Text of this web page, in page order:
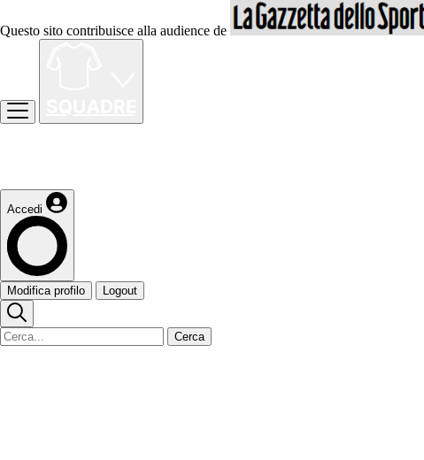
Questo sito contribuisce alla audience de
Accedi
Modifica profilo Logout
Cerca